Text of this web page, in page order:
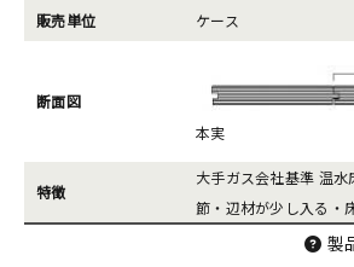
販売単位 ケース
断面図
本実
特徴
大手ガス会社基準 温水
節・辺材が少し入る・
製